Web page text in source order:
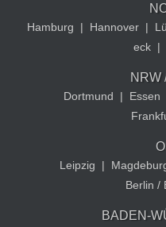
Hamburg | Hannover |
eck |
NRW
Dortmund | Essen
Leipzig |
Berlin /
BADEN-